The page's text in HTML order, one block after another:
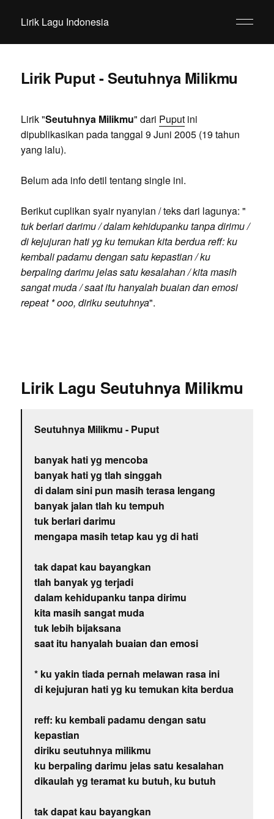
Lirik Lagu Indonesia
Lirik Puput - Seutuhnya Milikmu
Lirik "Seutuhnya Milikmu" dari Puputini
dipublikasikan pada tanggal 9 Juni 2005 (19 tahun
yang lalu).
Belum ada info detil tentang single ini.
Berikut cuplikan syair nyanyian / teks dari lagunya: "
tuk berlari darimu / dalam kehidupanku tanpa dirimu /
di kejujuran hati yg ku temukan kita berdua reff: ku
kembali padamu dengan satu kepastian / ku
berpaling darimu jelas satu kesalahan / kita masih
sangat muda / saat itu hanyalah buaian dan emosi
repeat * ooo, diriku seutuhnya".
Lirik Lagu Seutuhnya Milikmu
Seutuhnya Milikmu - Puput
banyak hati yg mencoba
banyak hati yg tlah singgah
di dalam sini pun masih terasa lengang
banyak jalan tlah ku tempuh
tuk berlari darimu
mengapa masih tetap kau yg di hati
tak dapat kau bayangkan
tlah banyak yg terjadi
dalam kehidupanku tanpa dirimu
kita masih sangat muda
tuk lebih bijaksana
saat itu hanyalah buaian dan emosi
* ku yakin tiada pernah melawan rasa ini
di kejujuran hati yg ku temukan kita berdua
reff: ku kembali padamu dengan satu
kepastian
diriku seutuhnya milikmu
ku berpaling darimu jelas satu kesalahan
dikaulah yg teramat ku butuh, ku butuh
tak dapat kau bayangkan